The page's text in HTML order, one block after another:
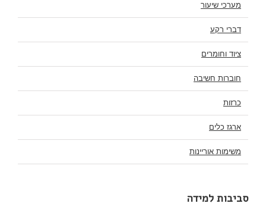
מערכי שיעור
דברי רקע
ציוד וחומרים
חוברות חשיבה
כרזות
ארגז כלים
משימות אוריינות
סביבות למידה